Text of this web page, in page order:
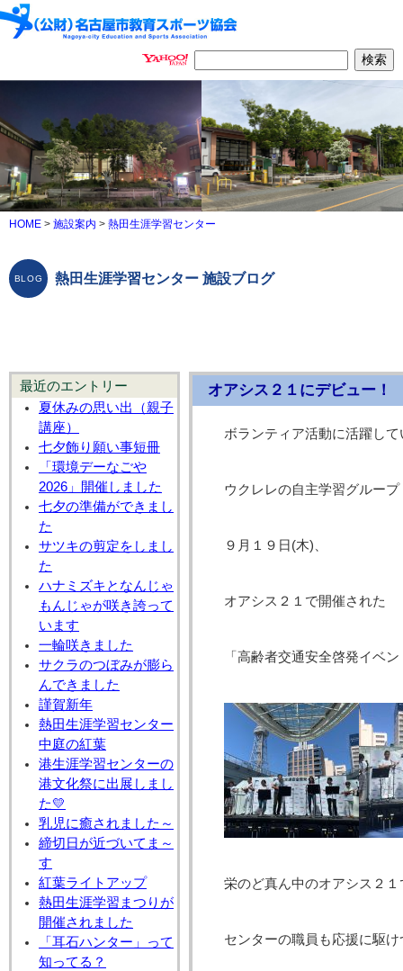
HOME > 施設案内 > 熱田生涯学習センター
熱田生涯学習センター 施設ブログ
最近のエントリー
夏休みの思い出（親子
講座）
七夕飾り願い事短冊
「環境デーなごや
2026」開催しました
七夕の準備ができまし
た
サツキの剪定をしまし
た
ハナミズキとなんじゃ
もんじゃが咲き誇って
います
一輪咲きました
サクラのつぼみが膨ら
んできました
謹賀新年
熱田生涯学習センター
中庭の紅葉
港生涯学習センターの
港文化祭に出展しまし
た💛
乳児に癒されました～
締切日が近づいてま～
す
紅葉ライトアップ
熱田生涯学習まつりが
開催されました
「耳石ハンター」って
知ってる？
オアシス２１にデビュー！
ボランティア活動に活躍して
ウクレレの自主学習グルー
９月１９日(木)、
オアシス２１で開催された
「高齢者交通安全啓発イベ
栄のど真ん中のオアシス２
センターの職員も応援に駆